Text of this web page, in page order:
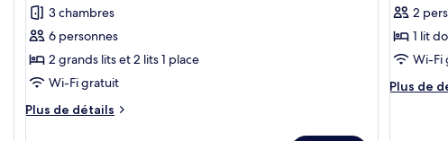
pour
ce
type
de
chambre :
Villa
3 chambres
6 personnes
2 grands lits et 2 lits 1 place
Wi-Fi gratuit
Plus de détails
Plus
pour
ce
type
2
1 lit
Wi-Fi
Plus de
Plus